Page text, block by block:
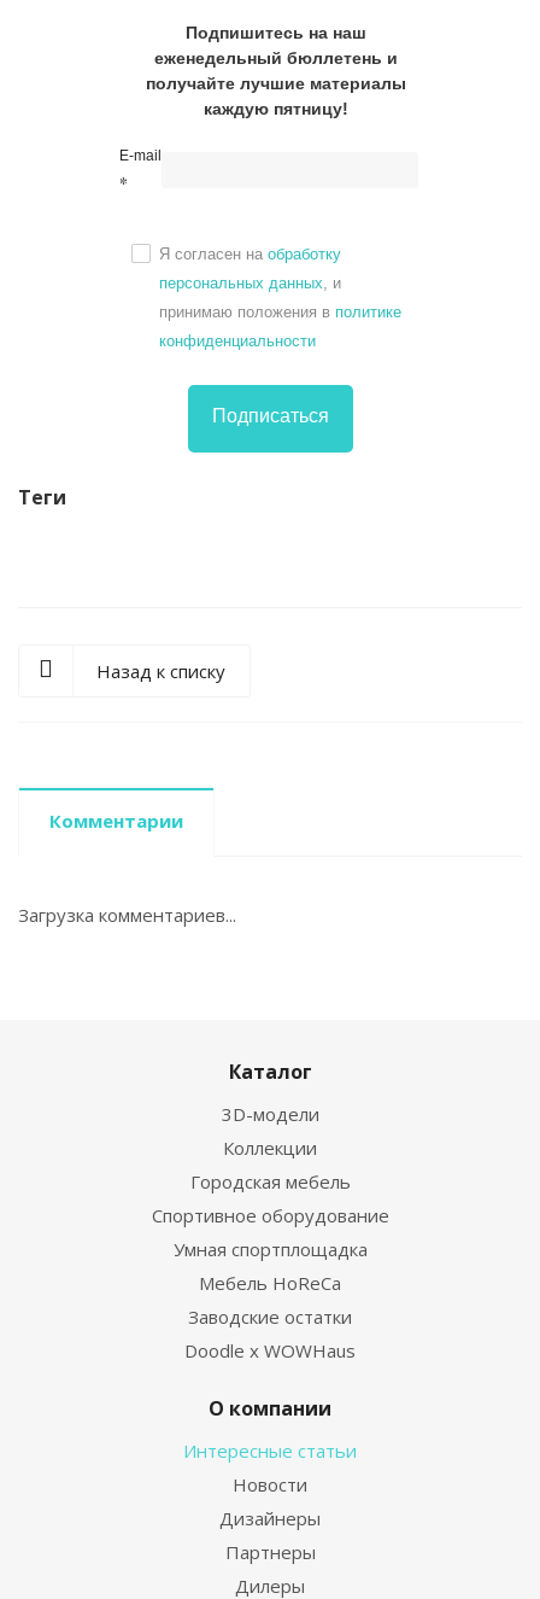
Подпишитесь на наш
еженедельный бюллетень и
получайте лучшие материалы
каждую пятницу!
E-mail
*
Я согласен на обработку
персональных данных , и
принимаю положения в политике
конфиденциальности
Подписаться
Теги
Назад к списку
Комментарии
Загрузка комментариев...
Каталог
3D-модели
Коллекции
Городская мебель
Спортивное оборудование
Умная спортплощадка
Мебель HoReCa
Заводские остатки
Doodle x WOWHaus
О компании
Интересные статьи
Новости
Дизайнеры
Партнеры
Дилеры